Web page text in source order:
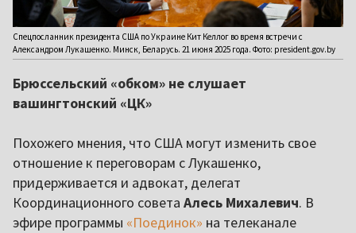
Спецпосланник президента США по Украине Кит Келлог во время встречи с
Александром Лукашенко. Минск, Беларусь. 21 июня 2025 года. Фото: president.gov.by
Брюссельский «обком» не слушает
вашингтонский «ЦК»
Похожего мнения, что США могут изменить свое
отношение к переговорам с Лукашенко,
придерживается и адвокат, делегат
Координационного совета Алесь Михалевич. В
эфире программы «Поединок» на телеканале